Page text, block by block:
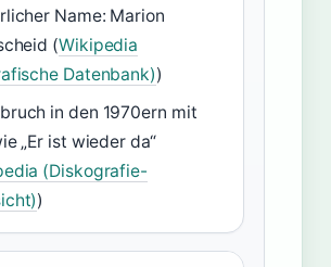
Name: Marion
(Wikipedia
Datenbank))
in den 1970ern mit
„Er ist wieder da“
(Diskografie-
)